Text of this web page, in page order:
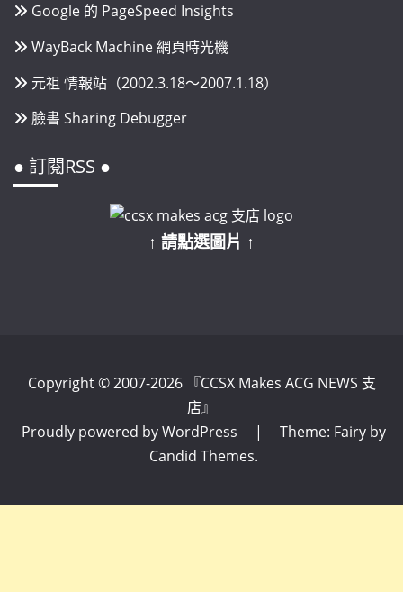
Google 的 PageSpeed Insights
WayBack Machine 網頁時光機
元祖 情報站（2002.3.18～2007.1.18）
臉書 Sharing Debugger
● 訂閱RSS ●
↑ 請點選圖片 ↑
Copyright © 2007-2026 『CCSX Makes ACG NEWS 支
店』
Proudly powered by WordPress
|
Theme: Fairy by
Candid Themes.